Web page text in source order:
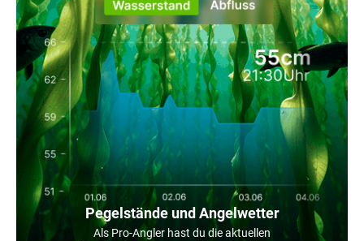
Pegelstände und Angelwetter
Als Pro-Angler hast du die aktuellen